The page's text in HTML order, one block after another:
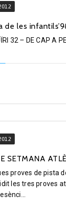
de les
32 – DE CAP A
SETMANA
proves de pista
les tres proves